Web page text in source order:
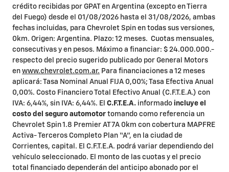
crédito recibidas por GPAT en Argentina (excepto en Tierra
del Fuego) desde el 01/08/2026 hasta el 31/08/2026, ambas
fechas incluidas, para Chevrolet Spin en todas sus versiones,
0km. Origen: Argentina. Plazo: 12 meses. Cuotas mensuales,
consecutivas y en pesos. Máximo a financiar: $ 24.000.000.-
respecto del precio sugerido publicado por General Motors
en www.chevrolet.com.ar. Para financiaciones a 12 meses
aplicará: Tasa Nominal Anual FIJA 0,00%; Tasa Efectiva Anual
0,00%. Costo Financiero Total Efectivo Anual (C.F.T.E.A.) con
IVA: 6,44%, sin IVA: 6,44%. El C.F.T.E.A. informado incluye el
costo del seguro automotor tomando como referencia un
Chevrolet Spin 1.8 Premier AT 7A 0km con cobertura MAPFRE
Activa- Terceros Completo Plan “A”, en la ciudad de
Corrientes, capital. El C.F.T.E.A. podrá variar dependiendo del
vehículo seleccionado. El monto de las cuotas y el precio
total financiado dependerán del anticipo abonado por el